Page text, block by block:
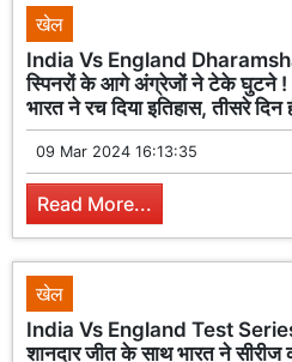
खेल
India Vs England
स्पिनरों के आगे अंग्रेजों ने टेके घुटने
भारत ने रच दिया इतिहास, तीसरे
09 Mar 2024 16:13:35
Read More...
खेल
India Vs England Test
शानदार जीत के साथ भारत ने